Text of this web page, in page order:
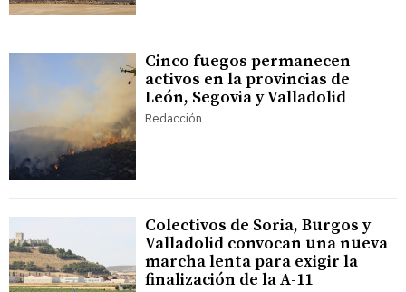
Cinco fuegos permanecen
activos en la provincias de
León, Segovia y Valladolid
Redacción
Colectivos de Soria, Burgos y
Valladolid convocan una nueva
marcha lenta para exigir la
finalización de la A-11